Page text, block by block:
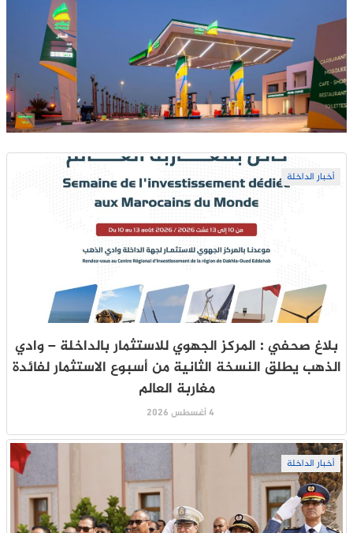
أخبار الداخلة
بلاغ صحفي : المركز الجهوي للاستثمار بالداخلة – وادي
الذهب يطلق النسخة الثانية من أسبوع الاستثمار لفائدة
مغاربة العالم
4 أغسطس 2026
أخبار الداخلة